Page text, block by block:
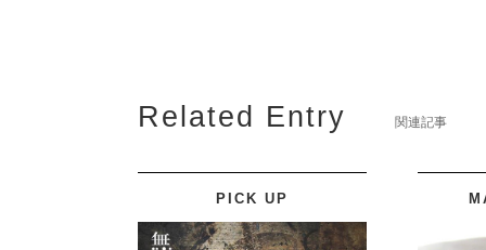
Related Entry 関連記事
PICK UP